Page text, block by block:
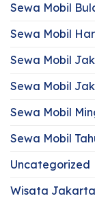
Sewa Mobil
Sewa Mobil
Sewa Mobil
Sewa Mobil
Sewa Mobil
Sewa Mobil
Uncategorized
Wisata Jakarta